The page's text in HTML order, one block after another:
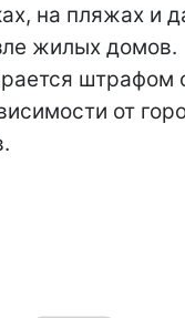
на пляжах и
жилых домов.
штрафом
от